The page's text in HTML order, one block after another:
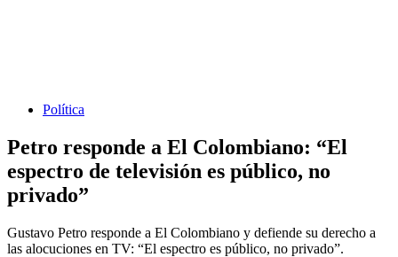
Política
Petro responde a El Colombiano: “El
espectro de televisión es público, no
privado”
Gustavo Petro responde a El Colombiano y defiende su derecho a
las alocuciones en TV: “El espectro es público, no privado”.